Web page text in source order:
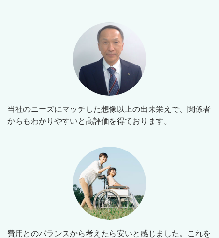
当社のニーズにマッチした想像以上の出来栄えで、関係者
からもわかりやすいと高評価を得ております。
費用とのバランスから考えたら安いと感じました。これを